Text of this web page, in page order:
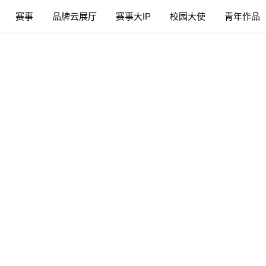
赛事 品牌云展厅 赛事大IP 校园大使 青年作品